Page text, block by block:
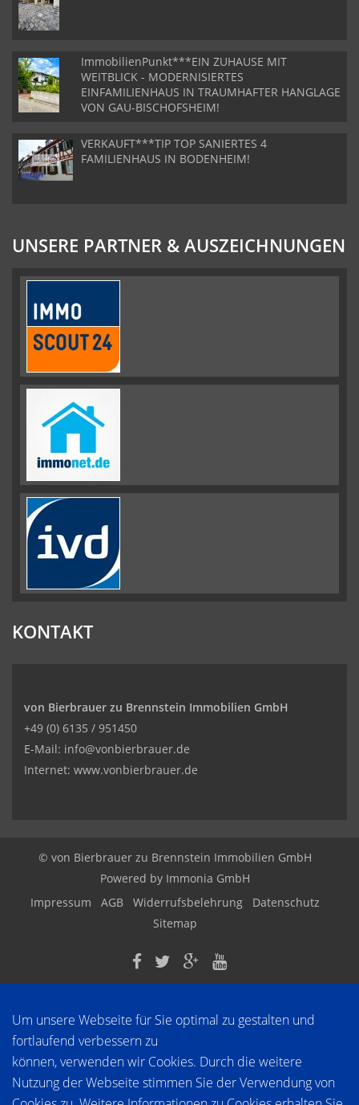
Um unsere Webseite für Sie optimal zu gestalten und
fortlaufend verbessern zu
können, verwenden wir Cookies. Durch die weitere
Nutzung der Webseite stimmen Sie der Verwendung von
ImmobilienPunkt***EIN ZUHAUSE MIT
WEITBLICK - MODERNISIERTES
EINFAMILIENHAUS IN TRAUMHAFTER HANGLAGE
VON GAU-BISCHOFSHEIM!
VERKAUFT***TIP TOP SANIERTES 4
FAMILIENHAUS IN BODENHEIM!
UNSERE PARTNER & AUSZEICHNUNGEN
KONTAKT
von Bierbrauer zu Brennstein Immobilien GmbH
+49 (0) 6135 / 951450
E-Mail: info@vonbierbrauer.de
Internet: www.vonbierbrauer.de
© von Bierbrauer zu Brennstein Immobilien GmbH
Powered by Immonia GmbH
Impressum
AGB Widerrufsbelehrung
Datenschutz
Sitemap